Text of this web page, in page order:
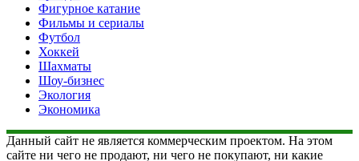
Фигурное катание
Фильмы и сериалы
Футбол
Хоккей
Шахматы
Шоу-бизнес
Экология
Экономика
Данный сайт не является коммерческим проектом. На этом
сайте ни чего не продают, ни чего не покупают, ни какие